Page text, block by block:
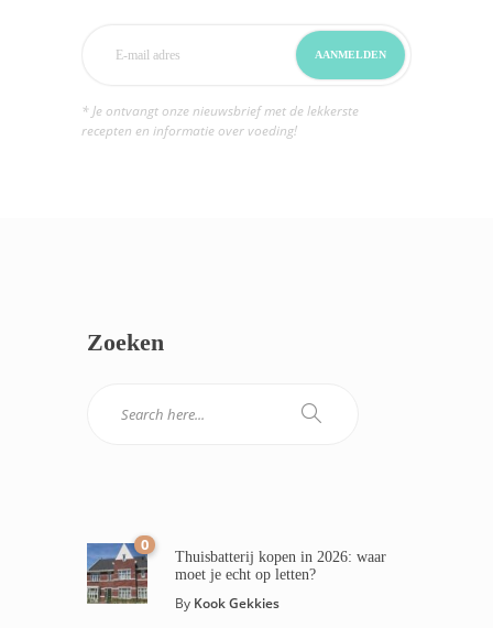
* Je ontvangt onze nieuwsbrief met de lekkerste
recepten en informatie over voeding!
Zoeken
0
Thuisbatterij kopen in 2026: waar
moet je echt op letten?
By Kook Gekkies